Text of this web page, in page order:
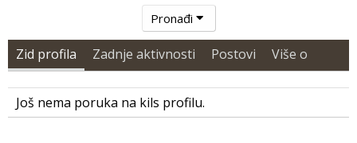
Pronađi
Zid profila Zadnje aktivnosti Postovi Više o
Još nema poruka na kils profilu.